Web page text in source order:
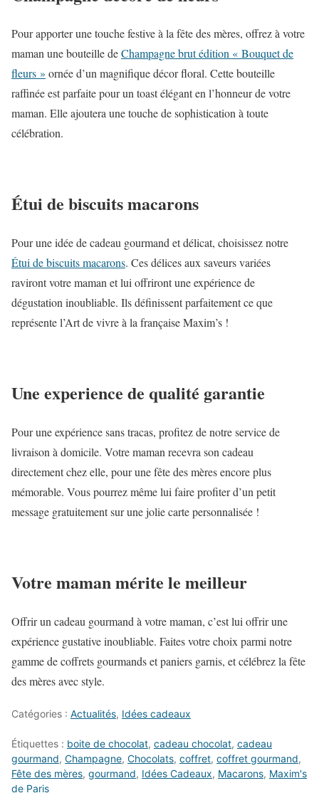
Pour apporter une touche festive à la fête des mères, offrez à votre
maman une bouteille deChampagne brut édition « Bouquet de
fleurs » ornée d’un magnifique décor floral. Cette bouteille
raffinée est parfaite pour un toast élégant en l’honneur de votre
maman. Elle ajoutera une touche de sophistication à toute
célébration.
Étui de biscuits macarons
Pour une idée de cadeau gourmand et délicat, choisissez notre
Étui de biscuits macarons. Ces délices aux saveurs variées
raviront votre maman et lui offriront une expérience de
dégustation inoubliable. Ils définissent parfaitement ce que
représente l’Art de vivre à la française Maxim’s !
Une experience de qualité garantie
Pour une expérience sans tracas, profitez de notre service de
livraison à domicile. Votre maman recevra son cadeau
directement chez elle, pour une fête des mères encore plus
mémorable. Vous pourrez même lui faire profiter d’un petit
message gratuitement sur une jolie carte personnalisée !
Votre maman mérite le meilleur
Offrir un cadeau gourmand à votre maman, c’est lui offrir une
expérience gustative inoubliable. Faites votre choix parmi notre
gamme de coffrets gourmands et paniers garnis, et célébrez la fête
des mères avec style.
Catégories : Actualités, Idées cadeaux
Étiquettes : boite de chocolat, cadeau chocolat, cadeau
gourmand, Champagne, Chocolats, coffret, coffret gourmand,
Fête des mères, gourmand, Idées Cadeaux, Macarons, Maxim's
de Paris